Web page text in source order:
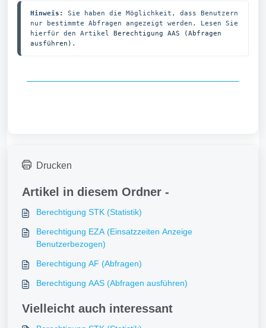
Hinweis:
Sie haben die Möglichkeit, dass Benutzern
nur bestimmte Abfragen angezeigt werden. Lesen Sie
hierfür den Artikel Berechtigung AAS (Abfragen
ausführen) .
Drucken
Artikel in diesem Ordner -
Berechtigung STK (Statistik)
Berechtigung EZA (Einsatzzeiten Anzeige
Benutzerbezogen)
Berechtigung AF (Abfragen)
Berechtigung AAS (Abfragen ausführen)
Vielleicht auch interessant